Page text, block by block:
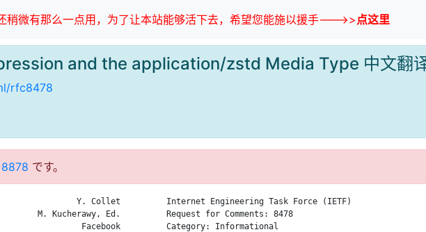
稍微有那么一点用，为了让本站能够活下去，希望您能施以援手--->>点这里
and the application/zstd Media Type 中文翻
rfc8478
です。
Y. Collet
M. Kucherawy, Ed.
Facebook
Internet Engineering Task Force (IETF)
Request for Comments: 8478
Category: Informational